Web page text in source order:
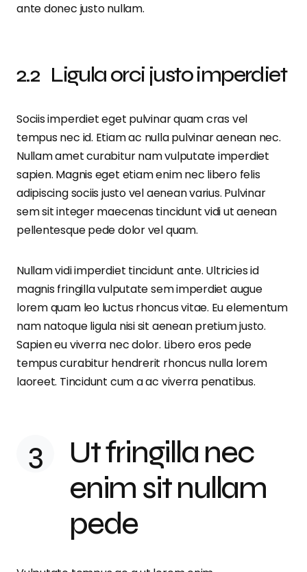
ante donec justo nullam.
Ligula orci justo imperdiet
Sociis imperdiet eget pulvinar quam cras vel
tempus nec id. Etiam ac nulla pulvinar aenean nec.
Nullam amet curabitur nam vulputate imperdiet
sapien. Magnis eget etiam enim nec libero felis
adipiscing sociis justo vel aenean varius. Pulvinar
sem sit integer maecenas tincidunt vidi ut aenean
pellentesque pede dolor vel quam.
Nullam vidi imperdiet tincidunt ante. Ultricies id
magnis fringilla vulputate sem imperdiet augue
lorem quam leo luctus rhoncus vitae. Eu elementum
nam natoque ligula nisi sit aenean pretium justo.
Sapien eu viverra nec dolor. Libero eros pede
tempus curabitur hendrerit rhoncus nulla lorem
laoreet. Tincidunt cum a ac viverra penatibus.
Ut fringilla nec
enim sit nullam
pede